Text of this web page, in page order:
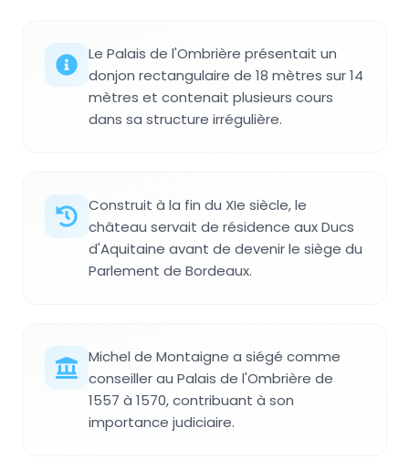
Le Palais de l'Ombrière présentait un
donjon rectangulaire de 18 mètres sur 14
mètres et contenait plusieurs cours
dans sa structure irrégulière.
Construit à la fin du XIe siècle, le
château servait de résidence aux Ducs
d'Aquitaine avant de devenir le siège du
Parlement de Bordeaux.
Michel de Montaigne a siégé comme
conseiller au Palais de l'Ombrière de
1557 à 1570, contribuant à son
importance judiciaire.